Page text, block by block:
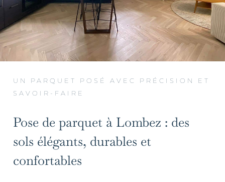
UN PARQUET POSÉ AVEC PRÉCISION ET
SAVOIR-FAIRE
Pose de parquet à Lombez : des
sols élégants, durables et
confortables